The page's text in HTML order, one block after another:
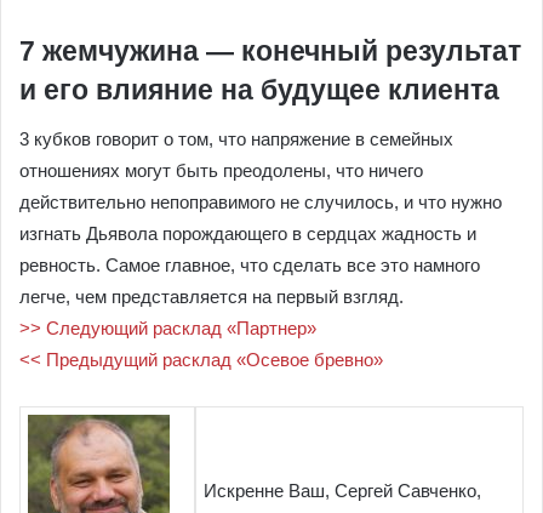
7 жемчужина — конечный результат
и его влияние на будущее клиента
3 кубков говорит о том, что напряжение в семейных
отношениях могут быть преодолены, что ничего
действительно непоправимого не случилось, и что нужно
изгнать Дьявола порождающего в сердцах жадность и
ревность. Самое главное, что сделать все это намного
легче, чем представляется на первый взгляд.
>> Следующий расклад «Партнер»
<< Предыдущий расклад «Осевое бревно»
Искренне Ваш, Сергей Савченко,